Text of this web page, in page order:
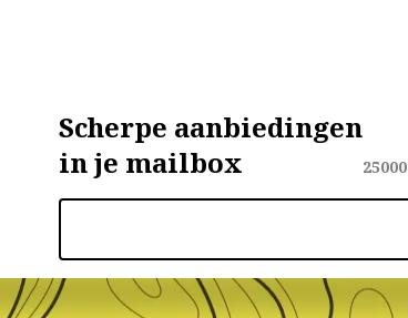
Scherpe aanbiedingen
in je mailbox
25000